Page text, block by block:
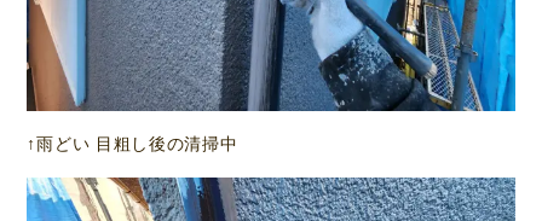
↑雨どい 目粗し後の清掃中